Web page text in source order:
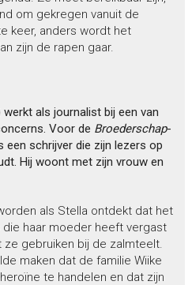
om gekregen vanuit de
keer, anders wordt het
zijn de rapen gaar.
als journalist bij een van
Voor de Broederschap-
een schrijver die zijn lezers op
Hij woont met zijn vrouw en
als Stella ontdekt dat het
haar moeder heeft vergast
gebruiken bij de zalmteelt.
maken dat de familie Wiike
te handelen en dat zijn